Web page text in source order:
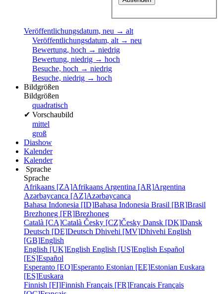
Veröffentlichungsdatum, neu → alt
Veröffentlichungsdatum, alt → neu
Bewertung, hoch → niedrig
Bewertung, niedrig → hoch
Besuche, hoch → niedrig
Besuche, niedrig → hoch
Bildgrößen
Bildgrößen
quadratisch
✔ Vorschaubild
mittel
groß
Diashow
Kalender
Kalender
Sprache
Sprache
Afrikaans [ZA]Afrikaans Argentina [AR]Argentina
Azərbaycanca [AZ]Azərbaycanca
Bahasa Indonesia [ID]Bahasa Indonesia Brasil [BR]Brasil
Brezhoneg [FR]Brezhoneg
Català [CA]Català Česky [CZ]Česky Dansk [DK]Dansk
Deutsch [DE]Deutsch Dhivehi [MV]Dhivehi English
[GB]English
English [UK]English English [US]English Español
[ES]Español
Esperanto [EO]Esperanto Estonian [EE]Estonian Euskara
[ES]Euskara
Finnish [FI]Finnish Français [FR]Français Français